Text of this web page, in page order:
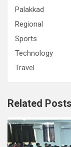
Palakkad
Regional
Sports
Technology
Travel
Related Posts